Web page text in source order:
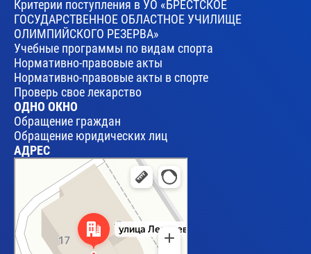
Критерии поступления в УО «БРЕСТСКОЕ
ГОСУДАРСТВЕННОЕ ОБЛАСТНОЕ УЧИЛИЩЕ
ОЛИМПИЙСКОГО РЕЗЕРВА»
Учебные программы по видам спорта
Нормативно-правовые акты
Нормативно-правовые акты в спорте
Проверь свое лекарство
ОДНО ОКНО
Обращение граждан
Обращение юридических лиц
АДРЕС
Брест
Улица Леваневского, 17 — Яндекс Карты